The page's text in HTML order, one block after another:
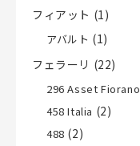
フィアット (1)
アバルト (1)
フェラーリ (22)
296 Asset Fiorano
458 Italia (2)
488 (2)